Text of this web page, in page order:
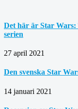
Det här är Star Wars:
serien
27 april 2021
Den svenska Star
14 januari 2021